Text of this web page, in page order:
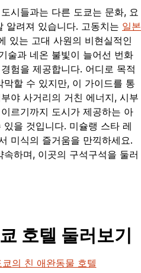
시들과는 다른 도쿄는 문화, 요
알려져 있습니다. 고동치는 일본
있는 고대 사원의 비현실적인
술과 네온 불빛이 늘어선 번화
험을 제공합니다. 어디로 목적
할 수 있지만, 이 가이드를 통
야 사거리의 거친 에너지, 시부
르기까지 도시가 제공하는 아
을 것입니다. 미슐랭 스타 레
미식의 즐거움을 만끽하세요.
하며, 이곳의 구석구석을 둘러
호텔 둘러보기
쿄의 친 애완동물 호텔